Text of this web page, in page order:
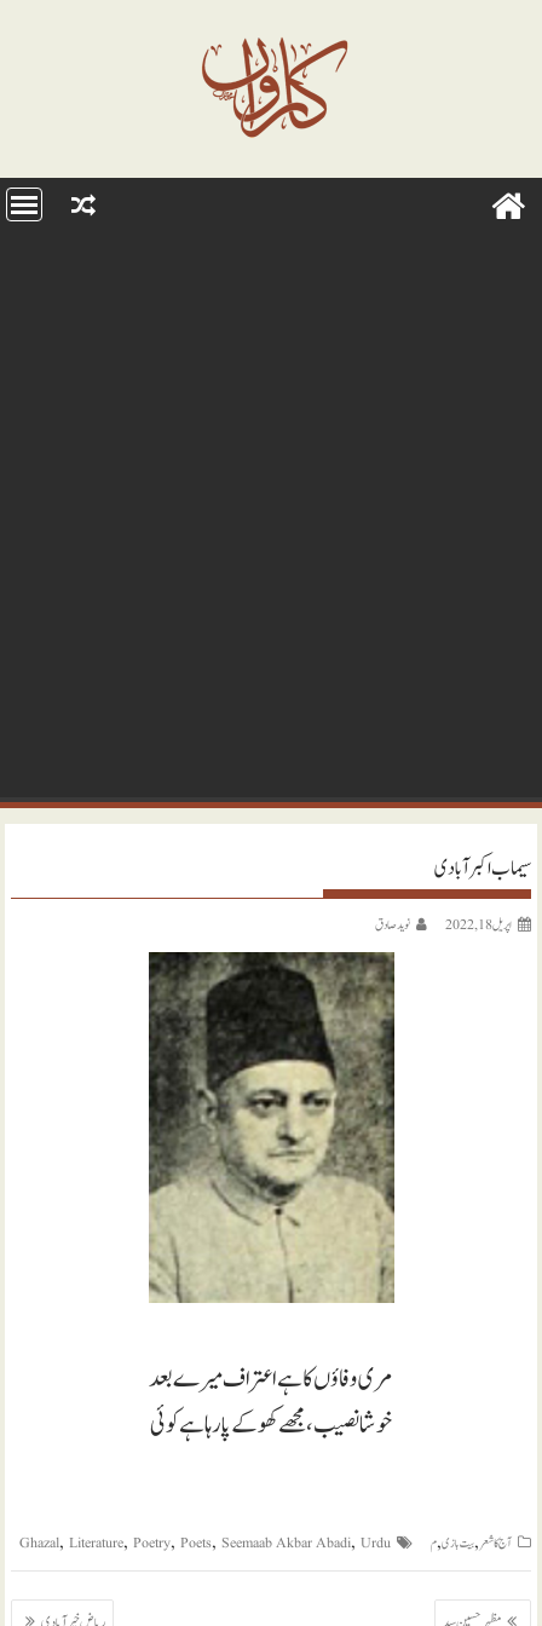
سیماب اکبر آبادی
اپریل 18, 2022 نويد صادق
مری وفاؤں کا ہے اعتراف میرے بعد
خوشا نصیب، مجھے کھو کے پا رہا ہے کوئی
آج کا شعر,بیت بازی,م Ghazal, Literature, Poetry, Poets, Seemaab Akbar Abadi, Urdu
پوسٹوں